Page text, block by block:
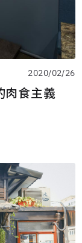
2020/02/26
肉食主義